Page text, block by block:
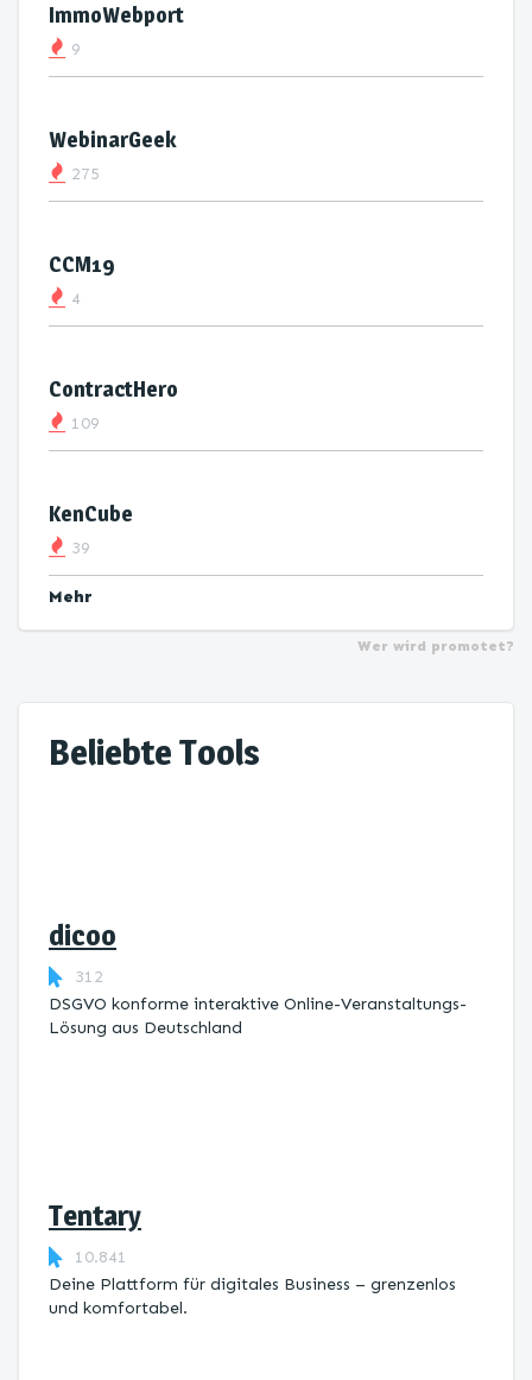
ImmoWebport
9
WebinarGeek
275
CCM19
4
ContractHero
109
KenCube
39
Mehr
Wer wird promotet?
Beliebte Tools
dicoo
312
DSGVO konforme interaktive Online-Veranstaltungs-
Lösung aus Deutschland
Tentary
10.841
Deine Plattform für digitales Business – grenzenlos
und komfortabel.